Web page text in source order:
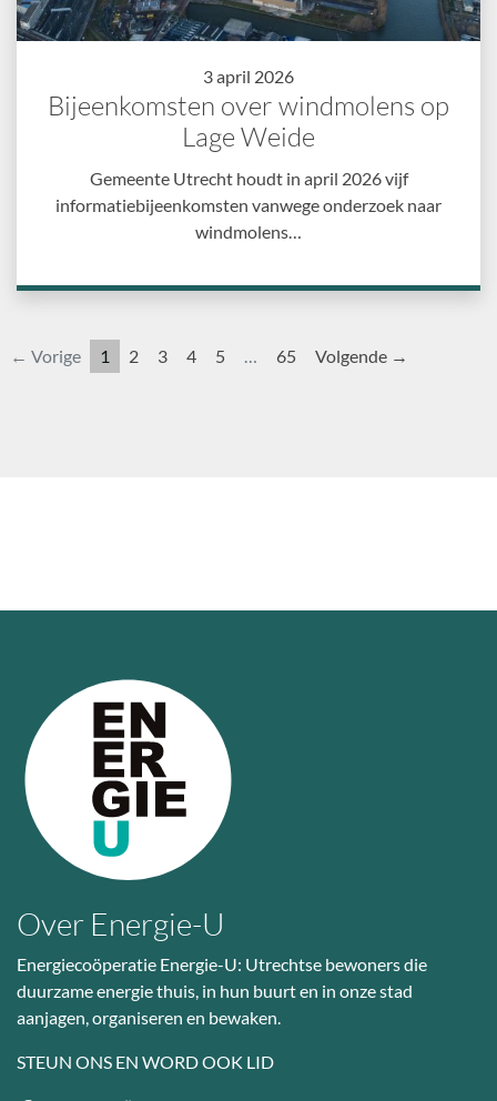
3 april 2026
Bijeenkomsten over windmolens op
Lage Weide
Gemeente Utrecht houdt in april 2026 vijf
informatiebijeenkomsten vanwege onderzoek naar
windmolens…
← Vorige 1 2 3 4 5 … 65 Volgende →
Over Energie-U
Energiecoöperatie Energie-U: Utrechtse bewoners die
duurzame energie thuis, in hun buurt en in onze stad
aanjagen, organiseren en bewaken.
STEUN ONS EN WORD OOK LID